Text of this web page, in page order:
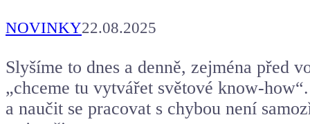
NOVINKY22.08.2025
Slyšíme to dnes a denně, zejména před
„chceme tu vytvářet světové know-
a naučit se pracovat s chybou není